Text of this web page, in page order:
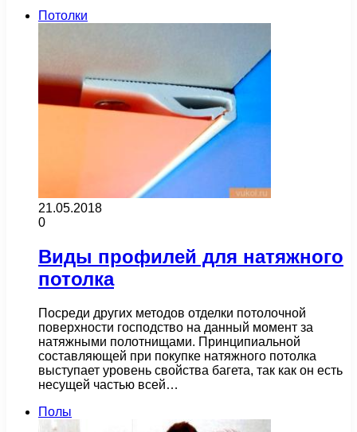
Потолки
21.05.2018
0
Виды профилей для натяжного
потолка
Посреди других методов отделки потолочной
поверхности господство на данный момент за
натяжными полотнищами. Принципиальной
составляющей при покупке натяжного потолка
выступает уровень свойства багета, так как он есть
несущей частью всей…
Полы